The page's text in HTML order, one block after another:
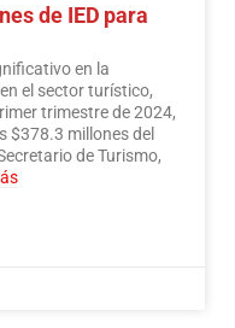
de IED para
en la
el sector turístico,
trimestre de 2024,
$378.3 millones del
de Turismo,